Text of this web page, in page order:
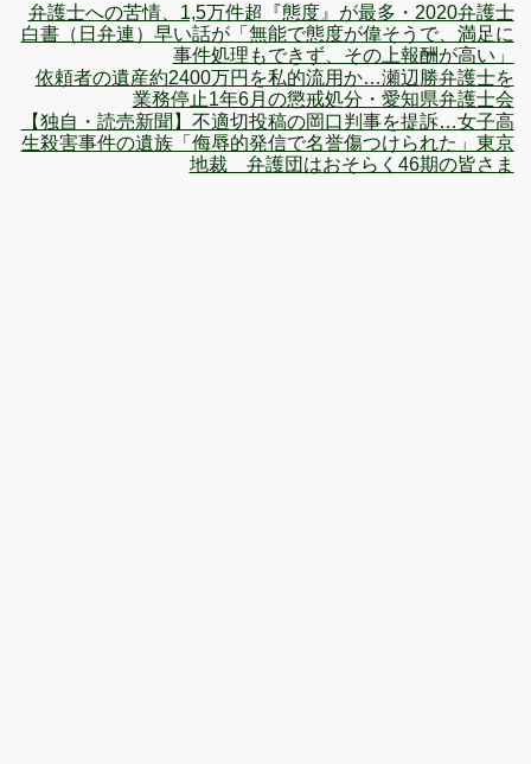
杉
弁
護
弁護士への苦情、1,5万件超『態度』が最多・2020弁護士
白書（日弁連）早い話が「無能で態度が偉そうで、満足に
事件処理もできず、その上報酬が高い」
依頼者の遺産約2400万円を私的流用か…瀬辺勝弁護士を
業務停止1年6月の懲戒処分・愛知県弁護士会
【独自・読売新聞】不適切投稿の岡口判事を提訴…女子高
生殺害事件の遺族「侮辱的発信で名誉傷つけられた」東京
地裁 弁護団はおそらく46期の皆さま